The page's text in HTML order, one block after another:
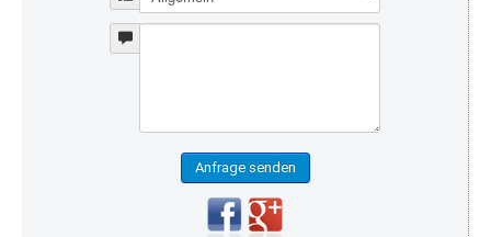
Anfrage senden